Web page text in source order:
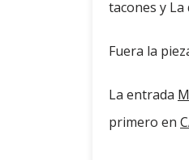
tacones y La
Fuera la
La entrada
primero en